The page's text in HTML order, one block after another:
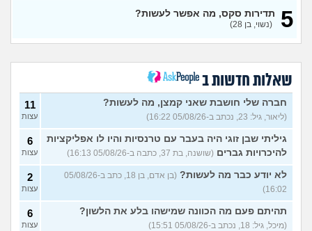
מפנטז על חבר טוב שלי
(רוויטל, בת 24)
14
עצות
בנות,אתן הייתן "מסדרות" את
אח שלכם במצב כזה?
(לוחם שקרוב ל'חרור, בן 21)
מסאג׳יסט מעורער
(מסאג׳יסט מעורער, בן 26)
4
עצות
אנחנו מקיימים יחסים עם
בגדים וזה לא מפריע לבעלי,
מה לעשות?
5
עצות
5 תדירות סקס, מה אפשר לעשות?
(נשוי, בן 28)
שאלות חדשות ב
חברה שלי חושבת שאני קמצן, מה לעשות?
(ליאור, גיל: 23, נכתב ב-05/08/26 16:22)
11
עצות
גיליתי שבן זוגי היה בעבר עם טרנסיות והיו לו אפליקציות
להיכרויות גברים (שושנה, בת 37, כתבה ב-05/08/26 16:13)
6
עצות
לא יודע כבר מה לעשות?
(בן אדם, בן 18, כתב ב-05/08/26
16:02)
2
עצות
תהיתם פעם מה הכוונה שמישהו בלע את הלשון?
(מיכל, גיל: 18, נכתב ב-05/08/26 15:51)
6
עצות